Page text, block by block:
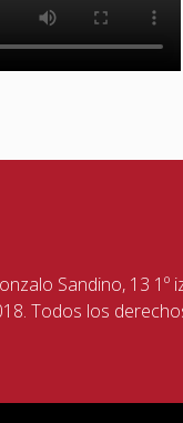
Sandino, 13 1º
Todos los